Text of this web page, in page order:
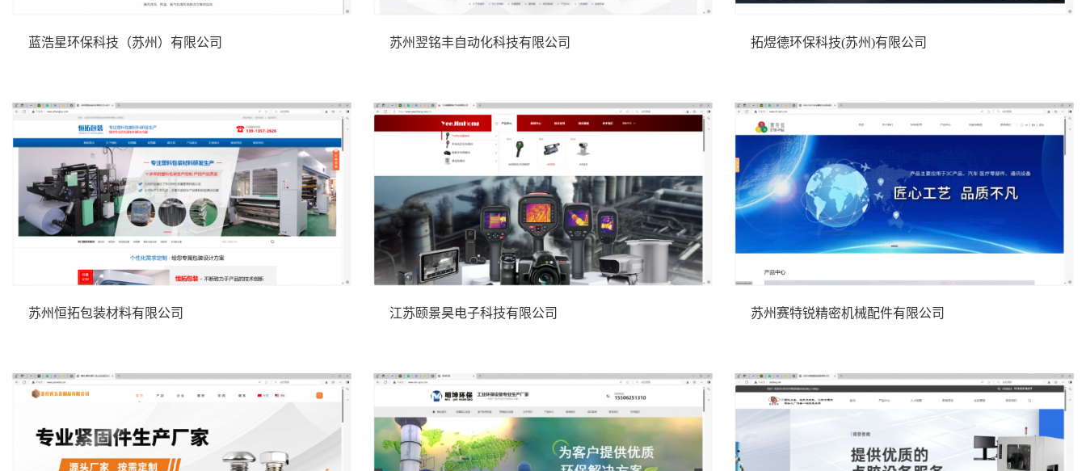
蓝浩星环保科技（苏州）有限公司 苏州翌铭丰自动化科技有限公司 拓煜德环保科技(苏州)有限公司
苏州恒拓包装材料有限公司 江苏颐景昊电子科技有限公司 苏州赛特锐精密机械配件有限公司